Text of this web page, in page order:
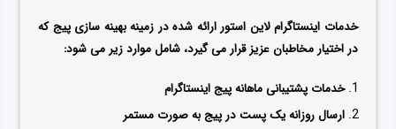
خدمات اینستاگرام لاین استور ارائه شده در زمینه بهینه سازی پیج که
در اختیار مخاطبان عزیز قرار می گیرد، شامل موارد زیر می شود:
خدمات پشتیبانی ماهانه پیج اینستاگرام
ارسال روزانه یک پست در پیج به صورت مستمر